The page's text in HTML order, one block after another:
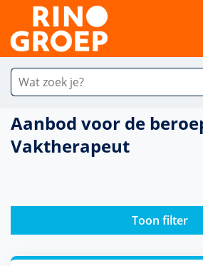
Aanbod voor de
Vaktherapeut
Toon filter